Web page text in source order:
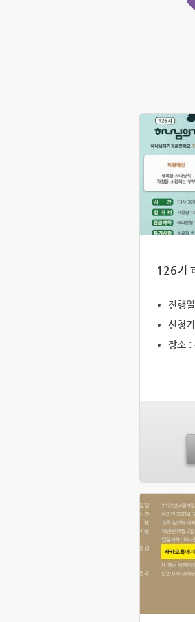
126기
진행
신청
장소 :